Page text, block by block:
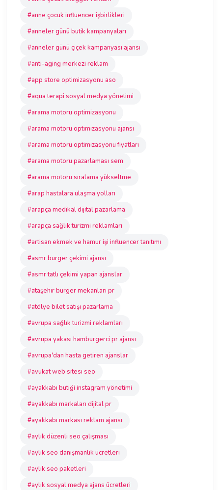
#anne çocuk influencer işbirlikleri
#anneler günü butik kampanyaları
#anneler günü çiçek kampanyası ajansı
#anti-aging merkezi reklam
#app store optimizasyonu aso
#aqua terapi sosyal medya yönetimi
#arama motoru optimizasyonu
#arama motoru optimizasyonu ajansı
#arama motoru optimizasyonu fiyatları
#arama motoru pazarlaması sem
#arama motoru sıralama yükseltme
#arap hastalara ulaşma yolları
#arapça medikal dijital pazarlama
#arapça sağlık turizmi reklamları
#artisan ekmek ve hamur işi influencer tanıtımı
#asmr burger çekimi ajansı
#asmr tatlı çekimi yapan ajanslar
#ataşehir burger mekanları pr
#atölye bilet satışı pazarlama
#avrupa sağlık turizmi reklamları
#avrupa yakası hamburgerci pr ajansı
#avrupa'dan hasta getiren ajanslar
#avukat web sitesi seo
#ayakkabı butiği instagram yönetimi
#ayakkabı markaları dijital pr
#ayakkabı markası reklam ajansı
#aylık düzenli seo çalışması
#aylık seo danışmanlık ücretleri
#aylık seo paketleri
#aylık sosyal medya ajans ücretleri